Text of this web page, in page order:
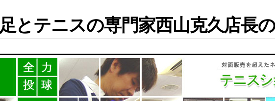
足とテニスの専門家西山克久店長